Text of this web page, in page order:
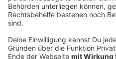
Anzeige
Andere Angebote